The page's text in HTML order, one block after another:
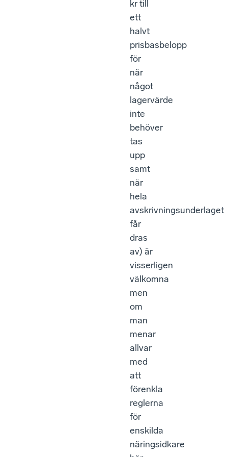
kr till
ett
halvt
prisbasbelopp
för
när
något
lagervärde
inte
behöver
tas
upp
samt
när
hela
avskrivningsunderlaget
får
dras
av) är
visserligen
välkomna
men
om
man
menar
allvar
med
att
förenkla
reglerna
för
enskilda
näringsidkare